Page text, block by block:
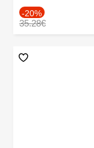
-20%
35.28€